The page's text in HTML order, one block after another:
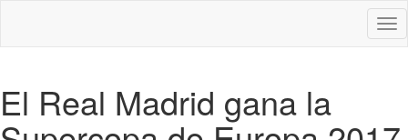
El Real Madrid gana la